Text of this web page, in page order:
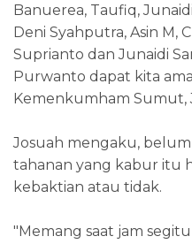
Banuerea, Taufiq,
Deni Syahputra, Asin M,
Suprianto dan Junaidi
Purwanto dapat kita
Kemenkumham Sumut,
Josuah mengaku,
tahanan yang kabur itu
kebaktian atau tidak.
"Memang saat jam